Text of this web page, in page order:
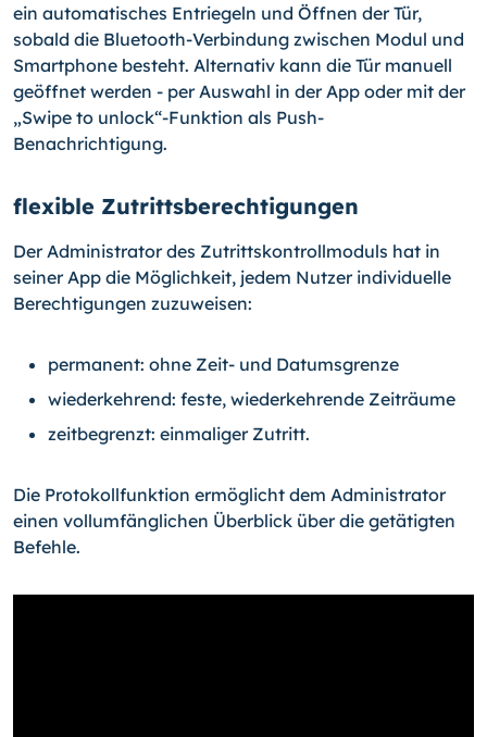
ein automatisches Entriegeln und Öffnen der Tür,
sobald die Bluetooth-Verbindung zwischen Modul und
Smartphone besteht. Alternativ kann die Tür manuell
geöffnet werden - per Auswahl in der App oder mit der
„Swipe to unlock“-Funktion als Push-
Benachrichtigung.
flexible Zutrittsberechtigungen
Der Administrator des Zutrittskontrollmoduls hat in
seiner App die Möglichkeit, jedem Nutzer individuelle
Berechtigungen zuzuweisen:
permanent: ohne Zeit- und Datumsgrenze
wiederkehrend: feste, wiederkehrende Zeiträume
zeitbegrenzt: einmaliger Zutritt.
Die Protokollfunktion ermöglicht dem Administrator
einen vollumfänglichen Überblick über die getätigten
Befehle.